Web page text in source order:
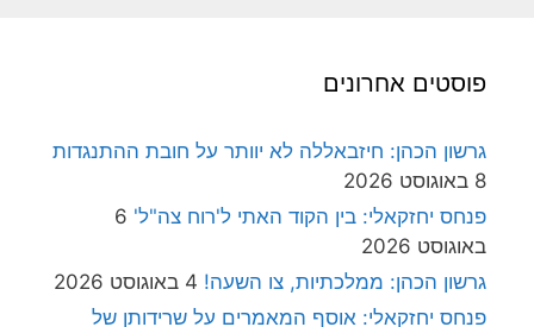
פוסטים אחרונים
גרשון הכהן: חיזבאללה לא יוותר על חובת ההתנגדות
8 באוגוסט 2026
פנחס יחזקאלי: בין הקוד האתי ל'רוח צה"ל' 6
באוגוסט 2026
גרשון הכהן: ממלכתיות, צו השעה! 4 באוגוסט 2026
פנחס יחזקאלי: אוסף המאמרים על שרידותן של